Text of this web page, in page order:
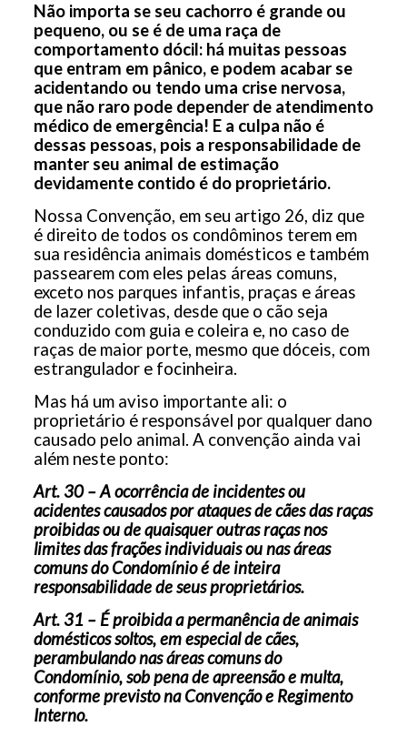
Não importa se seu cachorro é grande ou
pequeno, ou se é de uma raça de
comportamento dócil: há muitas pessoas
que entram em pânico, e podem acabar se
acidentando ou tendo uma crise nervosa,
que não raro pode depender de atendimento
médico de emergência! E a culpa não é
dessas pessoas, pois a responsabilidade de
manter seu animal de estimação
devidamente contido é do proprietário.
Nossa Convenção, em seu artigo 26, diz que
é direito de todos os condôminos terem em
sua residência animais domésticos e também
passearem com eles pelas áreas comuns,
exceto nos parques infantis, praças e áreas
de lazer coletivas, desde que o cão seja
conduzido com guia e coleira e, no caso de
raças de maior porte, mesmo que dóceis, com
estrangulador e focinheira.
Mas há um aviso importante ali: o
proprietário é responsável por qualquer dano
causado pelo animal. A convenção ainda vai
além neste ponto:
Art. 30 – A ocorrência de incidentes ou
acidentes causados por ataques de cães das raças
proibidas ou de quaisquer outras raças nos
limites das frações individuais ou nas áreas
comuns do Condomínio é de inteira
responsabilidade de seus proprietários.
Art. 31 – É proibida a permanência de animais
domésticos soltos, em especial de cães,
perambulando nas áreas comuns do
Condomínio, sob pena de apreensão e multa,
conforme previsto na Convenção e Regimento
Interno.